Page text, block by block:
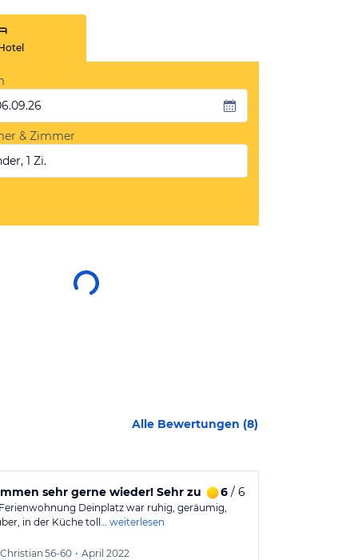
& Zimmer
1 Zi.
Alle Bewertungen (8)
sehr gerne wieder! Sehr zu empfehlen !!
6/ 6
Deinplatz war ruhig, geräumig,
in der Küche toll… weiterlesen
Christian 56-60 • April 2022